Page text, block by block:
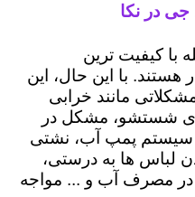
جی در نکا
با کیفیت ترین
هستند. با این حال، این
مانند خرابی
شستشو، مشکل در
سیستم پمپ آب، نشتی
لباس ها به درستی،
مصرف آب و ... مواجه